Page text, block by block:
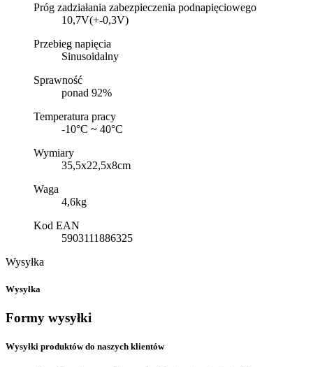
Próg zadziałania zabezpieczenia podnapięciowego
10,7V(+-0,3V)
Przebieg napięcia
Sinusoidalny
Sprawność
ponad 92%
Temperatura pracy
-10°C ~ 40°C
Wymiary
35,5x22,5x8cm
Waga
4,6kg
Kod EAN
5903111886325
Wysyłka
Wysyłka
Formy wysyłki
Wysyłki produktów do naszych klientów